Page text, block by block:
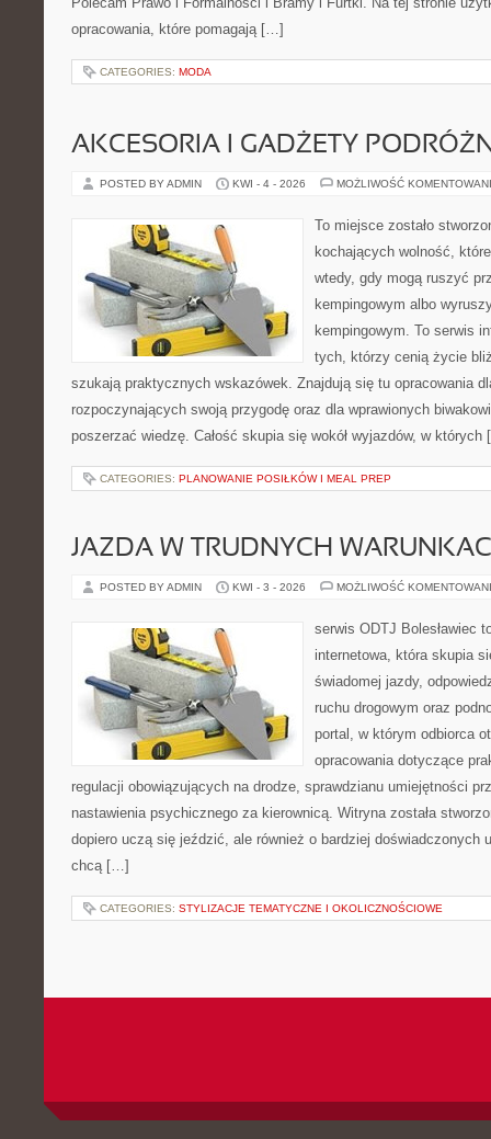
opracowania, które pomagają […]
CATEGORIES: MODA
AKCESORIA I GADŻETY
POSTED BY ADMIN KWI - 4 - 2026 MOŻLIWOŚĆ
To miejsce zostało
kochających wolność,
wtedy, gdy mogą ruszyć
kempingowym albo
kempingowym. To serwis
tych, którzy cenią życie
szukają praktycznych wskazówek. Znajdują się tu opracowania
rozpoczynających swoją przygodę oraz dla wprawionych
poszerzać wiedzę. Całość skupia się wokół wyjazdów, w
CATEGORIES: PLANOWANIE POSIŁKÓW I MEAL PREP
JAZDA W TRUDNYCH
POSTED BY ADMIN KWI - 3 - 2026 MOŻLIWOŚĆ
serwis ODTJ Bolesławiec
internetowa, która skupia
świadomej jazdy,
ruchu drogowym oraz
portal, w którym odbiorca
opracowania dotyczące
regulacji obowiązujących na drodze, sprawdzianu umiejętności
nastawienia psychicznego za kierownicą. Witryna została
dopiero uczą się jeździć, ale również o bardziej doświadczonych
chcą […]
CATEGORIES: STYLIZACJE TEMATYCZNE I OKOLICZNOŚCIOWE